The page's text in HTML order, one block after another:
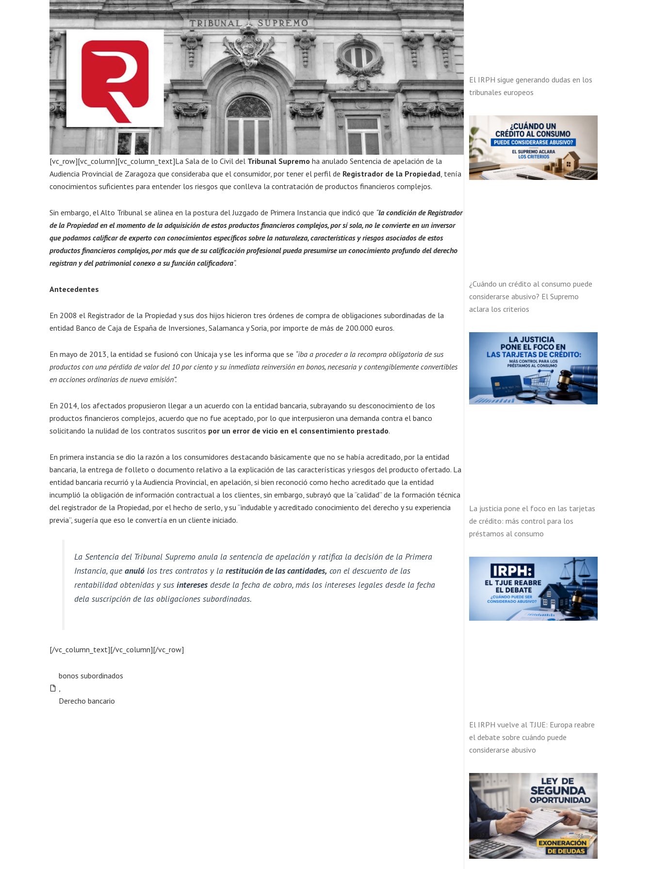
[vc_row][vc_column][vc_column_text]La Sala de lo Civil del Tribunal Supremo ha anulado Sentencia de apelación de la
Audiencia Provincial de Zaragoza que consideraba que el consumidor, por tener el perfil de Registrador de la Propiedad , tenía
conocimientos suficientes para entender los riesgos que conlleva la contratación de productos financieros complejos.
Sin embargo, el Alto Tribunal se alinea en la postura del Juzgado de Primera Instancia que indicó que “la condición de Registrador
de la Propiedad en el momento de la adquisición de estos productos financieros complejos, por sí sola, no le convierte en un inversor
que podamos calificar de experto con conocimientos específicos sobre la naturaleza, características y riesgos asociados de estos
productos financieros complejos, por más que de su calificación profesional pueda presumirse un conocimiento profundo del derecho
registran y del patrimonial conexo a su función calificadora“.
Antecedentes
En 2008 el Registrador de la Propiedad y sus dos hijos hicieron tres órdenes de compra de obligaciones subordinadas de la
entidad Banco de Caja de España de Inversiones, Salamanca y Soria, por importe de más de 200.000 euros.
En mayo de 2013, la entidad se fusionó con Unicaja y se les informa que se “iba a proceder a la recompra obligatoria de sus
productos con una pérdida de valor del 10 por ciento y su inmediata reinversión en bonos, necesaria y contengiblemente convertibles
en acciones ordinarias de nueva emisión”.
En 2014, los afectados propusieron llegar a un acuerdo con la entidad bancaria, subrayando su desconocimiento de los
productos financieros complejos, acuerdo que no fue aceptado, por lo que interpusieron una demanda contra el banco
solicitando la nulidad de los contratos suscritos por un error de vicio en el consentimiento prestado.
En primera instancia se dio la razón a los consumidores destacando básicamente que no se había acreditado, por la entidad
bancaria, la entrega de folleto o documento relativo a la explicación de las características y riesgos del producto ofertado. La
entidad bancaria recurrió y la Audiencia Provincial, en apelación, si bien reconoció como hecho acreditado que la entidad
incumplió la obligación de información contractual a los clientes, sin embargo, subrayó que la “calidad” de la formación técnica
del registrador de la Propiedad, por el hecho de serlo, y su “indudable y acreditado conocimiento del derecho y su experiencia
previa”, sugería que eso le convertía en un cliente iniciado.
La Sentencia del Tribunal Supremo anula la sentencia de apelación y ratifica la decisión de la Primera
Instancia, queanuló los tres contratos y larestitución de las cantidades, con el descuento de las
rentabilidad obtenidas y susintereses desde la fecha de cobro, más los intereses legales desde la fecha
dela suscripción de las obligaciones subordinadas.
[/vc_column_text][/vc_column][/vc_row]
bonos subordinados
Derecho bancario
El IRPH sigue generando dudas en los
tribunales europeos
¿Cuándo un crédito al consumo puede
considerarse abusivo? El Supremo
aclara los criterios
La justicia pone el foco en las tarjetas
de crédito: más control para los
préstamos al consumo
El IRPH vuelve al TJUE: Europa reabre
el debate sobre cuándo puede
considerarse abusivo